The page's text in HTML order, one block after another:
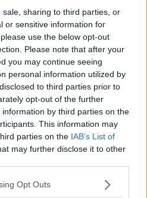
sharing to third parties, or
or sensitive information for
use the below opt-out
Please note that after your
you may continue seeing
personal information utilized by
to third parties prior to
opt-out of the further
by third parties on the
This information may
parties on the IAB’s List of
may further disclose it to other
Opt Outs
legame con alcuni dei settori
la chimica tessile, la chimica per
il tessile e la moda. Anche le
innovative.
plastica e farmaceutica di
Severini non nasconde i
i prezzi delle materie prime
dall'autunno abbiamo assistito a
non accenna a rallentare e che
Gliincrementi di prezzo
Questo quando li si trova: ma le